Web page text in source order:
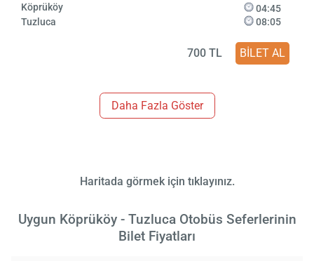
Köprüköy
Tuzluca
04:45
08:05
700 TL BİLET AL
Daha Fazla Göster
Haritada görmek için tıklayınız.
Uygun Köprüköy - Tuzluca Otobüs Seferlerinin
Bilet Fiyatları